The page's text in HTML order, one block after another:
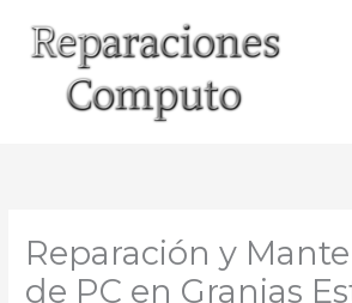
contenido
Reparación y
de PC en Granjas